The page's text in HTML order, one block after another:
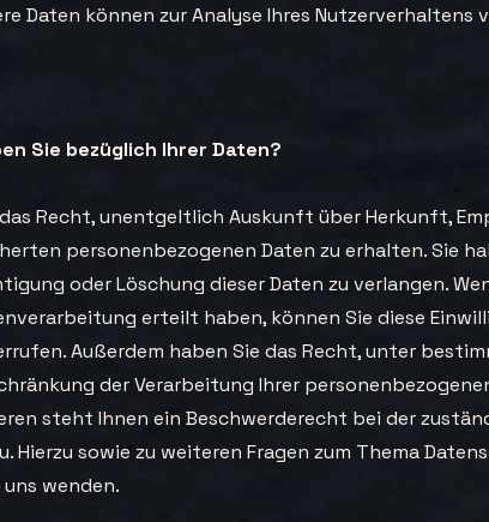
Daten können zur Analyse Ihres Nutzerverhaltens
Sie bezüglich Ihrer Daten?
Recht, unentgeltlich Auskunft über Herkunft,
personenbezogenen Daten zu erhalten. Sie
oder Löschung dieser Daten zu verlangen.
erteilt haben, können Sie diese
Außerdem haben Sie das Recht, unter
der Verarbeitung Ihrer
steht Ihnen ein Beschwerderecht bei der
Hierzu sowie zu weiteren Fragen zum Thema
wenden.